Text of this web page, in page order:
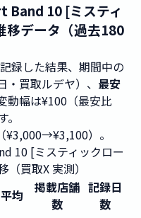
Band 10 [ミスティ
移データ（過去180
録した結果、期間中の
・買取ルデヤ）、 最安
動幅は¥100（最安比
（¥3,000→¥3,100）。
10 [ミスティックロー
買取X 実測）
平均
掲載店舗
数
記録日
数